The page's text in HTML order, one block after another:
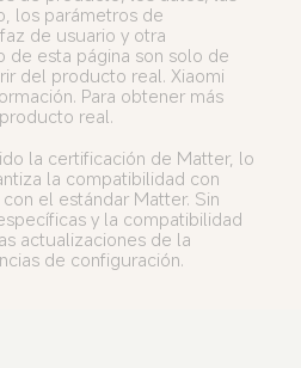
los parámetros de
de usuario y otra
esta página son solo de
del producto real. Xiaomi
Para obtener más
real.
la certificación de Matter, lo
la compatibilidad con
el estándar Matter. Sin
y la compatibilidad
actualizaciones de la
de configuración.